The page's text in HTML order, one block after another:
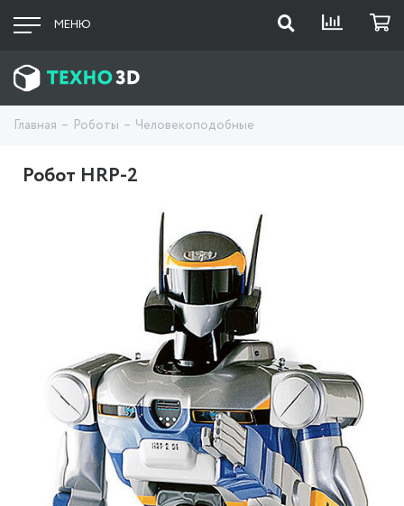
МЕНЮ
Главная Роботы Человекоподобные
Робот HRP-2